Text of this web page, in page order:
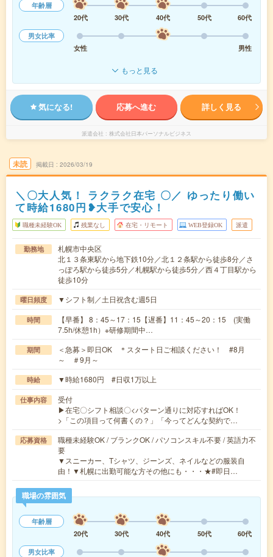
年齢層
20代
30代 40代 50代
60代
男女比率
女性
男性
もっと見る
気になる! 応募へ進む 詳しく見る
派遣会社 株式会社日本パーソナルビジネス
未読 掲載日 2026/03/19
＼〇大人気！ ラクラク在宅 〇／ ゆったり働い
て時給1680円❥大手で安心！
職種未経験OK 残業なし 在宅・リモート WEB登録OK 派遣
勤務地
札幌市中央区
北１３条東駅から地下鉄10分／北１２条駅から徒歩8分／さ
っぽろ駅から徒歩5分／札幌駅から徒歩5分／西４丁目駅から
徒歩10分
曜日頻度 ▼シフト制／土日祝含む週5日
時間
【早番】 8：45～17：15【遅番】11：45～20：15 (実働
7.5h/休憩1h）※研修期間中…
期間
＜急募＞即日OK ＊スタート日ご相談ください！ #8月
～ ＃9月～
時給 ▼時給1680円 #日収1万以上
仕事内容
受付
▶在宅〇シフト相談〇<パターン通りに対応すればOK！
>「この項目って何書くの？」「今ってどんな契約で…
応募資格
職種未経験OK / ブランクOK / パソコンスキル不要 / 英語力不
要
▼スニーカー、Tシャツ、ジーンズ、ネイルなどの服装自
由！▼札幌に出勤可能な方その他にも・・・★#即日…
職場の雰囲気
年齢層
20代
30代 40代 50代
60代
男女比率